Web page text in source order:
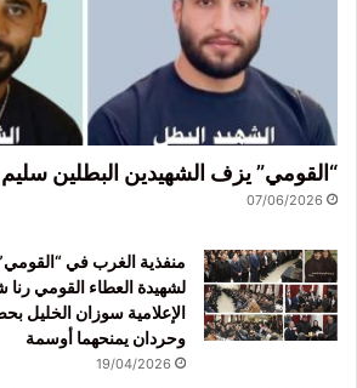
“القومي” يزف الشهيدين البطلين
07/06/2026
منفذية الغرب في “القومي”
لشهيدة العطاء القومي
الإعلامية سوزان
وحردان يمنحهما أوسمة
19/04/2026